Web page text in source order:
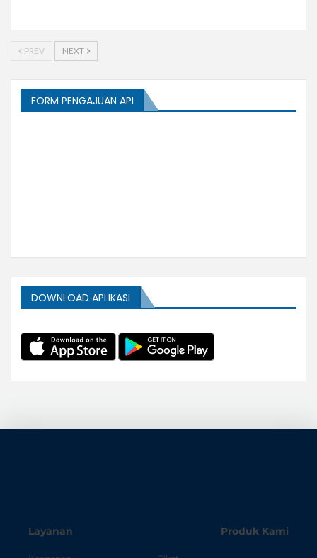
PREV NEXT
FORM PENGAJUAN API
DOWNLOAD APLIKASI
Layanan Produk Kami